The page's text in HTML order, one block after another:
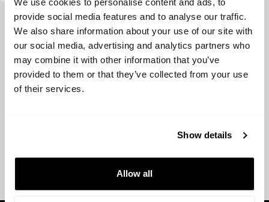
provide social media features and to analyse our traffic.
We also share information about your use of our site with
our social media, advertising and analytics partners who
may combine it with other information that you’ve
provided to them or that they’ve collected from your use
of their services.
Show details
Allow all
Ver más